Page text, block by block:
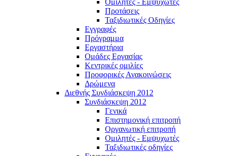
Ομιλητές - Εμψυχωτές
Προτάσεις
Ταξιδιωτικές Οδηγίες
Εγγραφές
Πρόγραμμα
Εργαστήρια
Ομάδες Εργασίας
Κεντρικές ομιλίες
Προφορικές Ανακοινώσεις
Δρώμενα
Διεθνής Συνδιάσκεψη 2012
Συνδιάσκεψη 2012
Γενικά
Επιστημονική επιτροπή
Οργανωτική επιτροπή
Ομιλητές - Εμψυχωτές
Ταξιδιωτικές οδηγίες